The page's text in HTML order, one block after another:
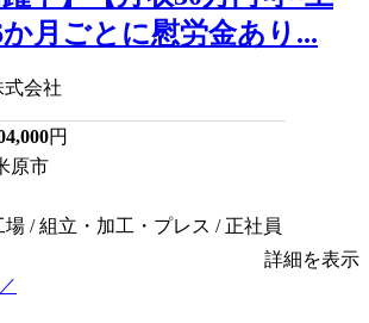
か月ごとに慰労金あり...
会社
円
原市
場 / 組立・加工・プレス / 正社員
詳細を表示